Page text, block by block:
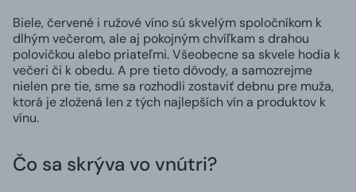
Biele, červené i ružové víno sú skvelým spoločníkom k
dlhým večerom, ale aj pokojným chvíľkam s drahou
polovičkou alebo priateľmi. Všeobecne sa skvele hodia k
večeri či k obedu. A pre tieto dôvody, a samozrejme
nielen pre tie, sme sa rozhodli zostaviť debnu pre muža,
ktorá je zložená len z tých najlepších vín a produktov k
vínu.
Čo sa skrýva vo vnútri?